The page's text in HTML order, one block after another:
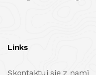
Links
Skontaktuj się z nami